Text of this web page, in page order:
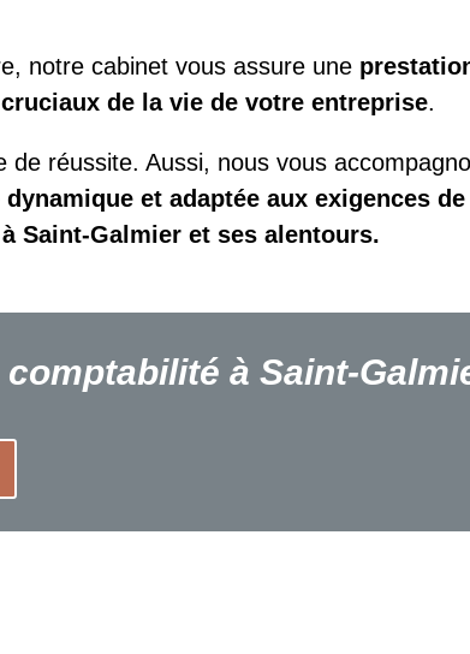
notre cabinet vous assure une
de la vie de votre entreprise.
réussite. Aussi, nous vous
dynamique et adaptée aux exigences
Saint-Galmier et ses alentours.
comptabilité à Saint-